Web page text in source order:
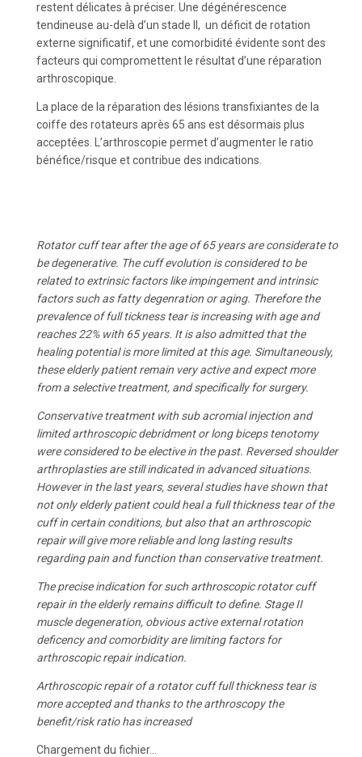
restent délicates à préciser. Une dégénérescence
tendineuse au-delà d’un stade II, un déficit de rotation
externe significatif, et une comorbidité évidente sont des
facteurs qui compromettent le résultat d’une réparation
arthroscopique.
La place de la réparation des lésions transfixiantes de la
coiffe des rotateurs après 65 ans est désormais plus
acceptées. L’arthroscopie permet d’augmenter le ratio
bénéfice/risque et contribue des indications.
Rotator cuff tear after the age of 65 years are considerate to
be degenerative. The cuff evolution is considered to be
related to extrinsic factors like impingement and intrinsic
factors such as fatty degenration or aging. Therefore the
prevalence of full tickness tear is increasing with age and
reaches 22% with 65 years. It is also admitted that the
healing potential is more limited at this age. Simultaneously,
these elderly patient remain very active and expect more
from a selective treatment, and specifically for surgery.
Conservative treatment with sub acromial injection and
limited arthroscopic debridment or long biceps tenotomy
were considered to be elective in the past. Reversed shoulder
arthroplasties are still indicated in advanced situations.
However in the last years, several studies have shown that
not only elderly patient could heal a full thickness tear of the
cuff in certain conditions, but also that an arthroscopic
repair will give more reliable and long lasting results
regarding pain and function than conservative treatment.
The precise indication for such arthroscopic rotator cuff
repair in the elderly remains difficult to define. Stage II
muscle degeneration, obvious active external rotation
deficency and comorbidity are limiting factors for
arthroscopic repair indication.
Arthroscopic repair of a rotator cuff full thickness tear is
more accepted and thanks to the arthroscopy the
benefit/risk ratio has increased
Chargement du fichier...